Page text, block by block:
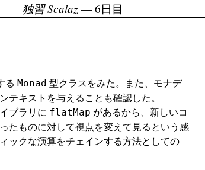
る Monad 型クラスをみた。また、モナデ
テキストを与えることも確認した。
ブラリに flatMap があるから、新しいコ
たものに対して視点を変えて見るという感
ックな演算をチェインする方法としての
独習 Scalaz— 6日目